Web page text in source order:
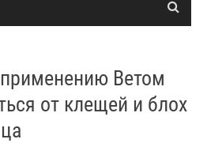
Ветом
от клещей и блох